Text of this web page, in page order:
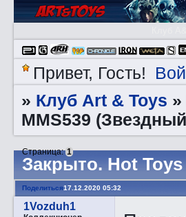
Привет, Гость!
» Клуб Art & Toys »
MMS539
Закрытo. Hot
Страница:1
Поделиться17.12.2020 05:32
1Vozduh1